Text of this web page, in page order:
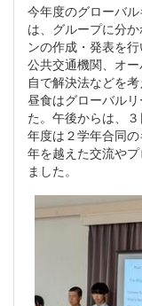
今年度のグローバ
は、グループに分
ンの作成・発表を
公共交通機関、オ
自で解決法などを
昼食はグローバル
た。午後からは、
年度は２学年合同
年を越えた交流や
ました。